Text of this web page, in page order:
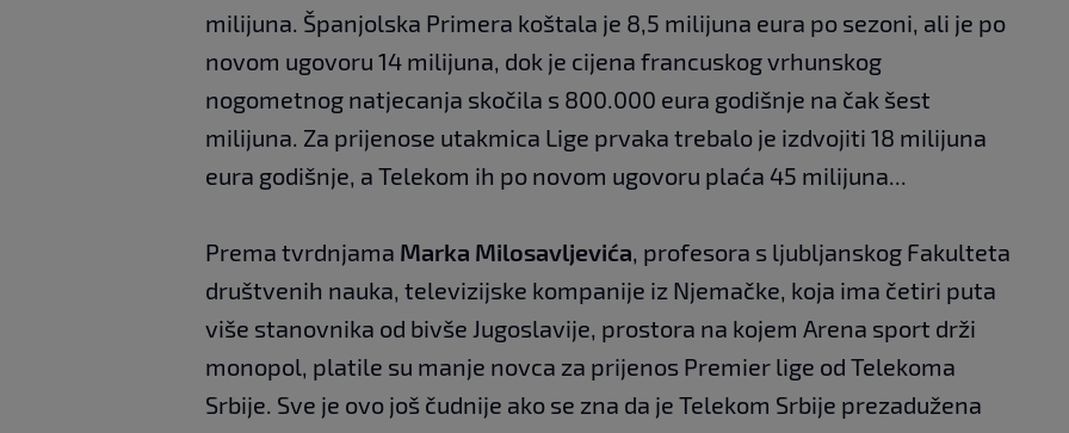
milijuna. Španjolska Primera koštala je 8,5 milijuna eura po sezoni, ali je po
novom ugovoru 14 milijuna, dok je cijena francuskog vrhunskog
nogometnog natjecanja skočila s 800.000 eura godišnje na čak šest
milijuna. Za prijenose utakmica Lige prvaka trebalo je izdvojiti 18 milijuna
eura godišnje, a Telekom ih po novom ugovoru plaća 45 milijuna...
Prema tvrdnjama Marka Milosavljevića, profesora s ljubljanskog Fakulteta
društvenih nauka, televizijske kompanije iz Njemačke, koja ima četiri puta
više stanovnika od bivše Jugoslavije, prostora na kojem Arena sport drži
monopol, platile su manje novca za prijenos Premier lige od Telekoma
Srbije. Sve je ovo još čudnije ako se zna da je Telekom Srbije prezadužena